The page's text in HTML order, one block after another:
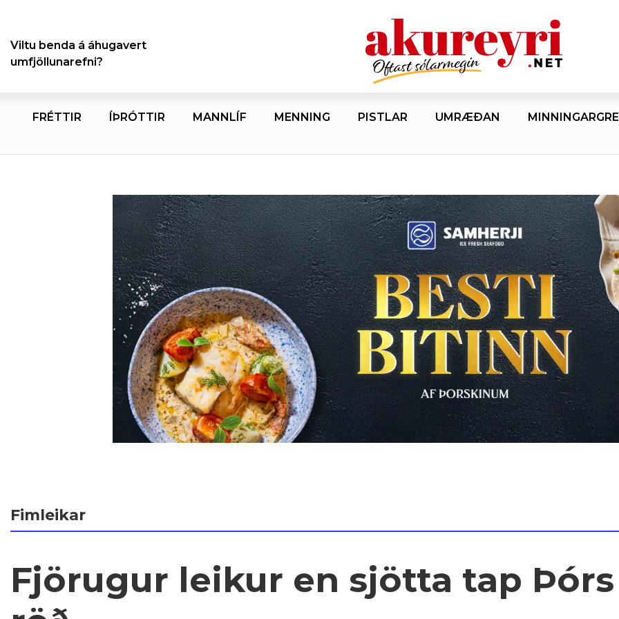
Viltu benda á áhugavert
umfjöllunarefni?
FRÉTTIR ÍÞRÓTTIR MANNLÍF MENNING PISTLAR UMRÆÐAN
Fimleikar
Fjörugur leikur en sjötta tap